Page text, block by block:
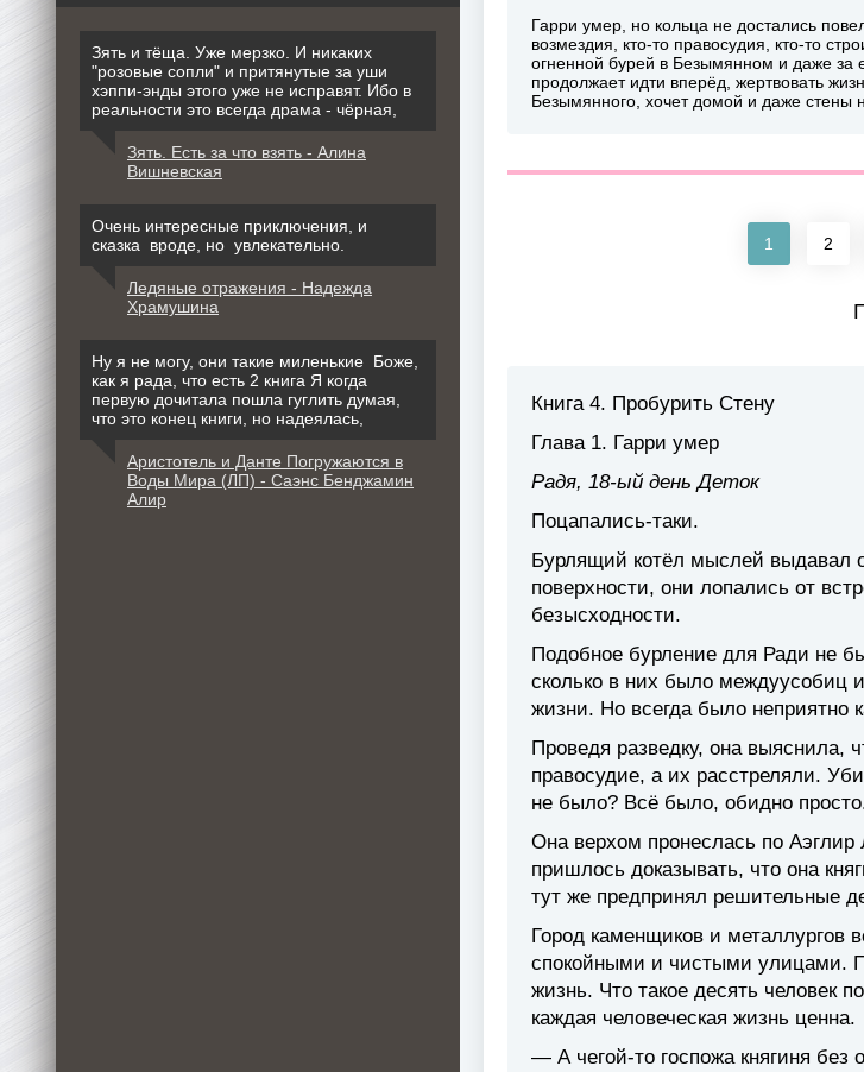
Гарри умер, но кольца не достались
возмездия, кто-то правосудия, кто-то
огненной бурей в Безымянном и даже
продолжает идти вперёд, жертвовать
Безымянного, хочет домой и даже стены
1 2
Книга 4. Пробурить Стену
Глава 1. Гарри умер
Радя, 18-ый день Деток
Поцапались-таки.
Бурлящий котёл мыслей выдавал
поверхности, они лопались от
безысходности.
Подобное бурление для Ради не
сколько в них было междуусобиц
жизни. Но всегда было неприятно
Проведя разведку, она выяснила,
правосудие, а их расстреляли.
не было? Всё было, обидно
Она верхом пронеслась по
пришлось доказывать, что она
тут же предпринял решительные
Город каменщиков и металлургов
спокойными и чистыми улицами.
жизнь. Что такое десять человек
каждая человеческая жизнь ценна.
— А чегой-то госпожа княгиня
Зять и тёща. Уже мерзко. И никаких
"розовые сопли" и притянутые за уши
хэппи-энды этого уже не исправят. Ибо в
реальности это всегда драма - чёрная,
Зять. Есть за что взять - Алина
Вишневская
Очень интересные приключения, и
сказка вроде, но увлекательно.
Ледяные отражения - Надежда
Храмушина
Ну я не могу, они такие миленькие Боже,
как я рада, что есть 2 книга Я когда
первую дочитала пошла гуглить думая,
что это конец книги, но надеялась,
Аристотель и Данте Погружаются в
Воды Мира (ЛП) - Саэнс Бенджамин
Алир